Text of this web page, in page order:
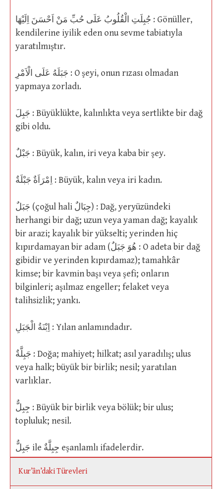
جُبِلَتِ الْقُلُوبُ عَلَى حُبِّ مَنْ اَحْسَنَ اِلَيْهَا : Gönüller,
kendilerine iyilik eden onu sevme tabiatıyla
yaratılmıştır.
جَبَلَهُ عَلَى الْاَمْرِ : O şeyi, onun rızası olmadan
yapmaya zorladı.
جَبِلَ : Büyüklükte, kalınlıkta veya sertlikte bir dağ
gibi oldu.
جَبْلٌ : Büyük, kalın, iri veya kaba bir şey.
اِمْرَاَةٌ جَبْلَةٌ : Büyük, kalın veya iri kadın.
جَبَلٌ (çoğul hali جِبَالٌ) : Dağ, yeryüzündeki
herhangi bir dağ; uzun veya yaman dağ; kayalık
bir arazi; kayalık bir yükselti; yerinden hiç
kıpırdamayan bir adam (هُوَ جَبَلٌ : O adeta bir dağ
gibidir ve yerinden kıpırdamaz); tamahkâr
kimse; bir kavmin başı veya şefi; onların
bilginleri; aşılmaz engeller; felaket veya
talihsizlik; yankı.
اِبْنَةُ الْجَبَلِ : Yılan anlamındadır.
جَبِلَّةٌ : Doğa; mahiyet; hilkat; asıl yaradılış; ulus
veya halk; büyük bir birlik; nesil; yaratılan
varlıklar.
جِبِلٌّ : Büyük bir birlik veya bölük; bir ulus;
topluluk; nesil.
جَبِلٌّ ile جِبِلَّةٌ eşanlamlı ifadelerdir.
Kur’ân’daki Türevleri